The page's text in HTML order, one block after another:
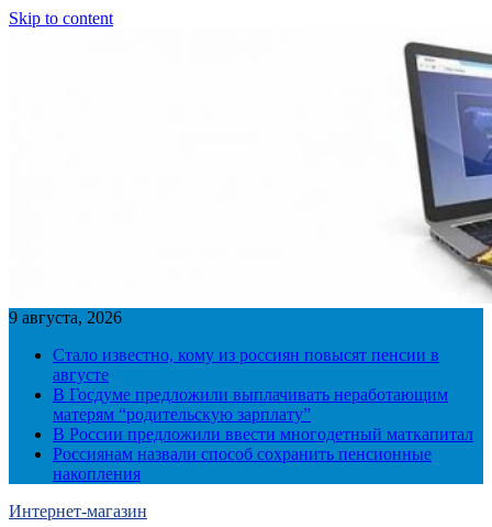
Skip to content
9 августа, 2026
Стало известно, кому из россиян повысят пенсии в
августе
В Госдуме предложили выплачивать неработающим
матерям “родительскую зарплату”
В России предложили ввести многодетный маткапитал
Россиянам назвали способ сохранить пенсионные
накопления
Интернет-магазин